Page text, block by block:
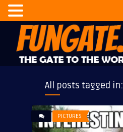
All posts tagged in:
PICTURES